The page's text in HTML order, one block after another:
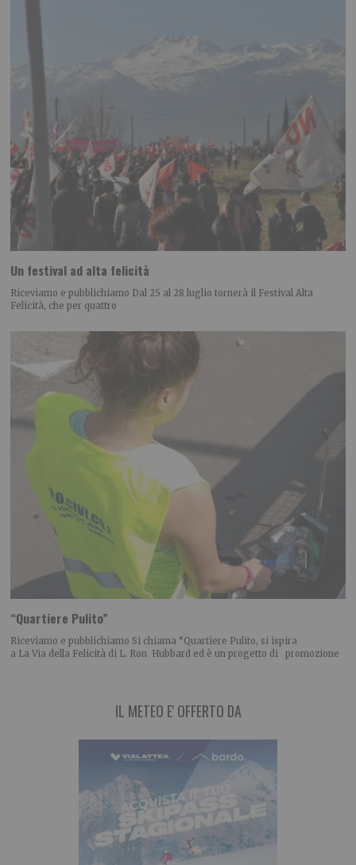
Un festival ad alta felicità
Riceviamo e pubblichiamo Dal 25 al 28 luglio tornerà il Festival Alta
Felicità, che per quattro
“Quartiere Pulito”
Riceviamo e pubblichiamo Si chiama “Quartiere Pulito, si ispira
a La Via della Felicità di L. Ron Hubbard ed è un progetto di promozione
IL METEO E' OFFERTO DA